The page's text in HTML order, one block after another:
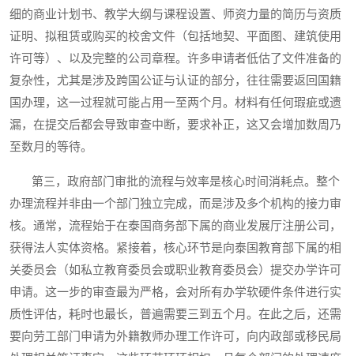
细的商业计划书、教学大纲与课程设置、师资力量的简历与资质
证明、拟租赁或购买的校舍文件（包括地契、平面图、建筑使用
许可等）、以及完整的公司章程。许多申请者低估了文件准备的
复杂性，尤其是涉及跨国公证与认证的部分，往往需要返回国籍
国办理，这一过程就可能占用一至两个月。材料有任何瑕疵或遗
漏，在提交后都会导致审查中断，要求补正，这又会增加数周乃
至数月的等待。
第三，政府部门审批的流程与效率是核心时间消耗点。整个
办理流程并非由一个部门独立完成，而是涉及多个机构的接力审
核。通常，流程始于在泰国商务部下属的商业发展厅注册公司，
获得法人实体资格。紧接着，核心环节是向泰国教育部下属的相
关委员会（如私立教育委员会或职业教育委员会）提交办学许可
申请。这一步的审查最为严格，会对所有办学软硬件条件进行实
质性评估，耗时也最长，普遍需要三到五个月。在此之后，还需
要向劳工部门申请为外籍教师办理工作许可，向内政部或移民局